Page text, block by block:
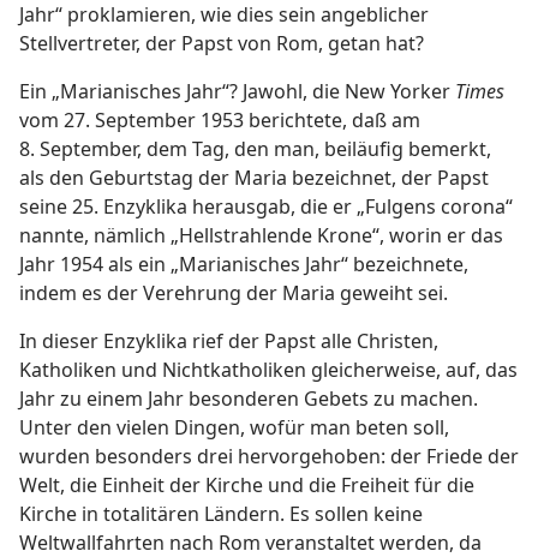
Jahr“ proklamieren, wie dies sein angeblicher
Stellvertreter, der Papst von Rom, getan hat?
Ein „Marianisches Jahr“? Jawohl, die New Yorker Times
vom 27. September 1953 berichtete, daß am
8. September, dem Tag, den man, beiläufig bemerkt,
als den Geburtstag der Maria bezeichnet, der Papst
seine 25. Enzyklika herausgab, die er „Fulgens corona“
nannte, nämlich „Hellstrahlende Krone“, worin er das
Jahr 1954 als ein „Marianisches Jahr“ bezeichnete,
indem es der Verehrung der Maria geweiht sei.
In dieser Enzyklika rief der Papst alle Christen,
Katholiken und Nichtkatholiken gleicherweise, auf, das
Jahr zu einem Jahr besonderen Gebets zu machen.
Unter den vielen Dingen, wofür man beten soll,
wurden besonders drei hervorgehoben: der Friede der
Welt, die Einheit der Kirche und die Freiheit für die
Kirche in totalitären Ländern. Es sollen keine
Weltwallfahrten nach Rom veranstaltet werden, da